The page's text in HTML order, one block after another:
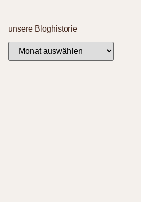
unsere Bloghistorie